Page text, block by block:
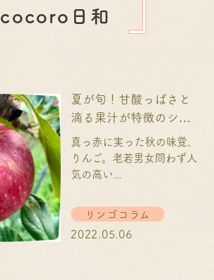
cocoro日和
夏が旬！甘酸っぱさと
滴る果汁が特徴のシナ
ノリップとは？
真っ赤に実った秋の味覚、
りんご。老若男女問わず人
気の高い...
リンゴコラム
2022.05.06